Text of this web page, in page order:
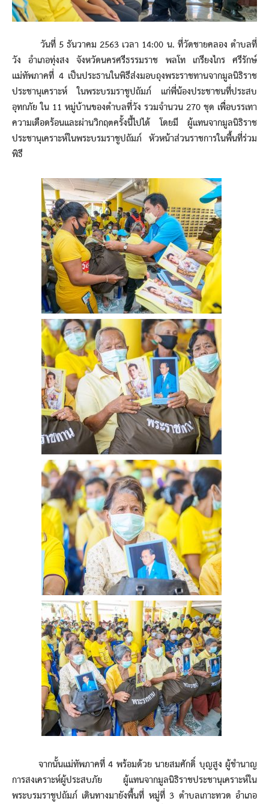
วันที่ 5 ธันวาคม 2563 เวลา 14:00 น. ที่วัดชายคลอง ตำบลที่
วัง อำเภอทุ่งสง จังหวัดนครศรีธรรมราช พลโท เกรียงไกร ศรีรักษ์
แม่ทัพภาคที่ 4 เป็นประธานในพิธีส่งมอบถุงพระราชทานจากมูลนิธิราช
ประชานุเคราะห์ ในพระบรมราชูปถัมภ์ แก่พี่น้องประชาชนที่ประสบ
อุทกภัย ใน 11 หมู่บ้านของตำบลที่วัง รวมจำนวน 270 ชุด เพื่อบรรเทา
ความเดือดร้อนและผ่านวิกฤตครั้งนี้ไปได้ โดยมี ผู้แทนจากมูลนิธิราช
ประชานุเคราะห์ในพระบรมราชูปถัมภ์ หัวหน้าส่วนราชการในพื้นที่ร่วม
พิธี
จากนั้นแม่ทัพภาคที่ 4 พร้อมด้วย นายสมศักดิ์ บุญสูง ผู้ชำนาญ
การสงเคราะห์ผู้ประสบภัย ผู้แทนจากมูลนิธิราชประชานุเคราะห์ใน
พระบรมราชูปถัมภ์ เดินทางมายังพื้นที่ หมู่ที่ 3 ตำบลเกาะทวด อำเภอ